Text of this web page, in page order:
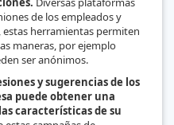
de los empleados y
estas herramientas permiten
maneras, por ejemplo
ser anónimos.
y sugerencias de los
puede obtener una
características de su